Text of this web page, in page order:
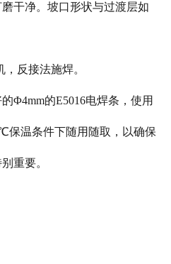
干净。坡口形状与过渡层如
反接法施焊。
Φ4mm的E5016电焊条，使用
保温条件下随用随取，以确保
重要。